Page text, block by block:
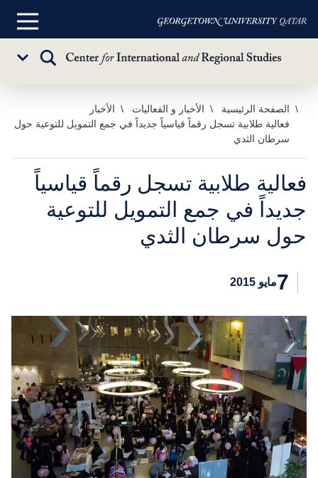
تخطي
المحتوى
الرئيسي
القائمة
تبديل
الصفحة الرئيسية الأخبار و الفعاليات
الأخبار
فعالية طلابية تسجل رقماً قياسياً جديداً في جمع التمويل للتوعية حول
سرطان الثدي
فعالية طلابية تسجل رقماً قياسياً
جديداً في جمع التمويل للتوعية
حول سرطان الثدي
7مايو 2015